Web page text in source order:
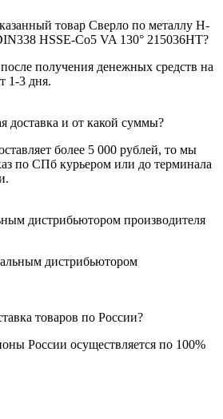
товар Сверло по металлу H-
HSSE-Co5 VA 130° 215036HT?
получения денежных средств на
1-3 дня.
доставка и от какой суммы?
более 5 000 рублей, то мы
по СПб курьером или до терминала
дистрибьютором производителя
дистрибьютором
товаров по России?
России осуществляется по 100%